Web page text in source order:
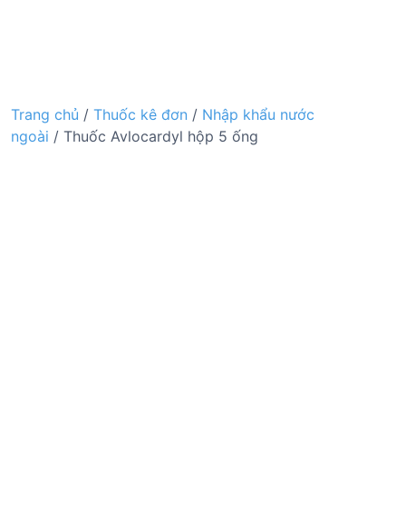
Trang chủ / Thuốc kê đơn / Nhập khẩu nước
ngoài / Thuốc Avlocardyl hộp 5 ống